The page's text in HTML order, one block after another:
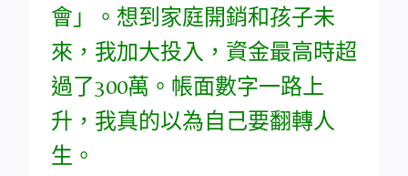
會」。想到家庭開銷和孩子未
來，我加大投入，資金最高時超
過了300萬。帳面數字一路上
升，我真的以為自己要翻轉人
生。